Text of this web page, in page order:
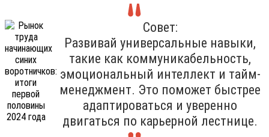
Совет:
Развивай универсальные навыки,
такие как коммуникабельность,
эмоциональный интеллект и тайм-
менеджмент. Это поможет быстрее
адаптироваться и уверенно
двигаться по карьерной лестнице.